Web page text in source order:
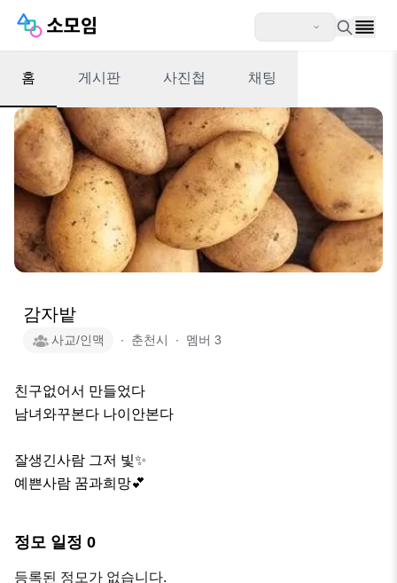
홈 게시판 사진첩 채팅
감자밭
사교/인맥 ∙ 춘천시 ∙ 멤버 3
친구없어서 만들었다
남녀와꾸본다 나이안본다
잘생긴사람 그저 빛✨
예쁜사람 꿈과희망💕
정모 일정 0
등록된 정모가 없습니다.